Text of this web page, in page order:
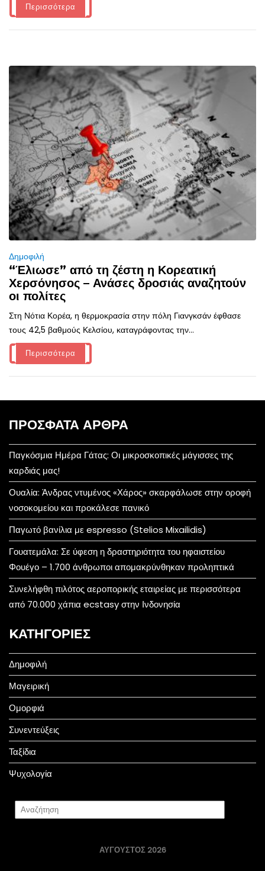
Περισσότερα
Δημοφιλή
“Έλιωσε” από τη ζέστη η Κορεατική
Χερσόνησος – Ανάσες δροσιάς αναζητούν
οι πολίτες
Στη Νότια Κορέα, η θερμοκρασία στην πόλη Γιανγκσάν έφθασε
τους 42,5 βαθμούς Κελσίου, καταγράφοντας την...
Περισσότερα
ΠΡΌΣΦΑΤΑ ΆΡΘΡΑ
Παγκόσμια Ημέρα Γάτας: Οι μικροσκοπικές μάγισσες της
καρδιάς μας!
Ουαλία: Άνδρας ντυμένος «Χάρος» σκαρφάλωσε στην οροφή
νοσοκομείου και προκάλεσε πανικό
Παγωτό βανίλια με espresso (Stelios Mixailidis)
Γουατεμάλα: Σε ύφεση η δραστηριότητα του ηφαιστείου
Φουέγο – 1.700 άνθρωποι απομακρύνθηκαν προληπτικά
Συνελήφθη πιλότος αεροπορικής εταιρείας με περισσότερα
από 70.000 χάπια ecstasy στην Ινδονησία
KΑΤΗΓΟΡΊΕΣ
Δημοφιλή
Μαγειρική
Ομορφιά
Συνεντεύξεις
Ταξίδια
Ψυχολογία
ΑΎΓΟΥΣΤΟΣ 2026